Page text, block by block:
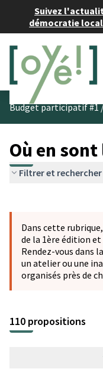
Suivez
démocratie
Budget participatif #1
Où en
Filtrer et rechercher
−
Dans cette
de la 1ère édition et
Rendez-vous dans
un atelier ou une
organisés près de
110 propositions